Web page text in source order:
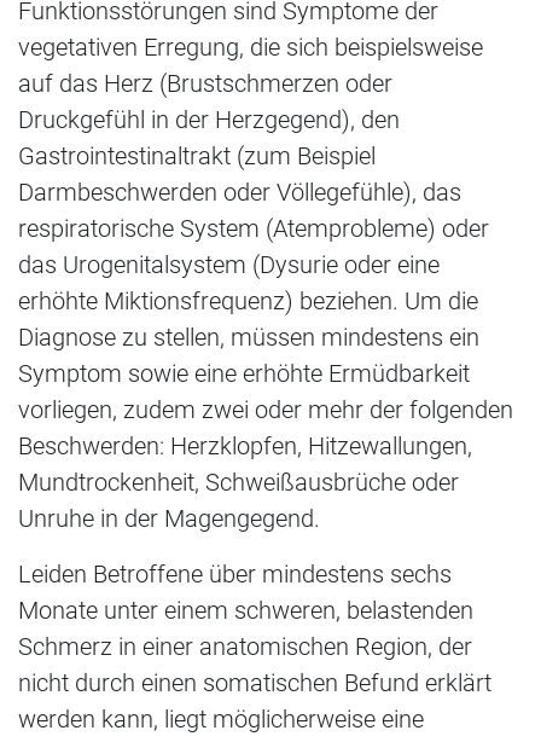
Funktionsstörungen sind Symptome der
vegetativen Erregung, die sich beispielsweise
auf das Herz (Brustschmerzen oder
Druckgefühl in der Herzgegend), den
Gastrointestinaltrakt (zum Beispiel
Darmbeschwerden oder Völlegefühle), das
respiratorische System (Atemprobleme) oder
das Urogenitalsystem (Dysurie oder eine
erhöhte Miktionsfrequenz) beziehen. Um die
Diagnose zu stellen, müssen mindestens ein
Symptom sowie eine erhöhte Ermüdbarkeit
vorliegen, zudem zwei oder mehr der folgenden
Beschwerden: Herzklopfen, Hitzewallungen,
Mundtrockenheit, Schweißausbrüche oder
Unruhe in der Magengegend.
Leiden Betroffene über mindestens sechs
Monate unter einem schweren, belastenden
Schmerz in einer anatomischen Region, der
nicht durch einen somatischen Befund erklärt
werden kann, liegt möglicherweise eine